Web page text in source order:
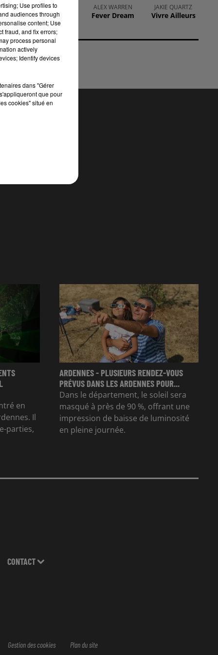
TAYC
Girlfriend
ALEX WARREN
Fever Dream
JAKIE QUARTZ
Vivre Ailleurs
en
Il
parties,
ARDENNES - PLUSIEURS RENDEZ-VOUS
PRÉVUS DANS LES ARDENNES POUR...
Dans le département, le soleil sera
masqué à près de 90 %, offrant une
impression de baisse de luminosité
en pleine journée.
CONTACT
Gestion des cookies Plan du site
Use profiles to
audiences through
content; Use
fraud, and fix errors;
process personal
actively
Identify devices
dans "Gérer
que pour
cookies" situé en